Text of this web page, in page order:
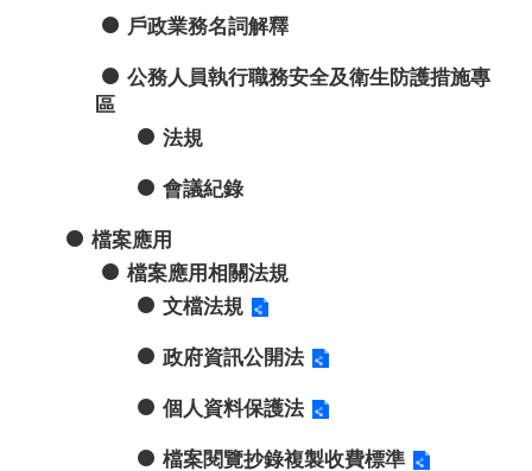
戶政業務名詞解釋
公務人員執行職務安全及衛生防護措施專
區
法規
會議紀錄
檔案應用
檔案應用相關法規
文檔法規
政府資訊公開法
個人資料保護法
檔案閱覽抄錄複製收費標準